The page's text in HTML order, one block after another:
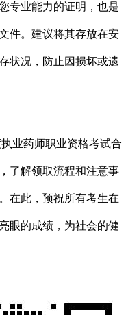
专业能力的证明，也是
件。建议将其存放在安
状况，防止因损坏或遗
业药师职业资格考试合
了解领取流程和注意事
在此，预祝所有考生在
眼的成绩，为社会的健